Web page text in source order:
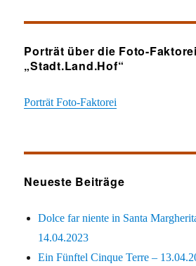
Porträt über die Foto-
„Stadt.Land.Hof“
Porträt Foto-Faktorei
Neueste Beiträge
Dolce far niente in Santa
14.04.2023
Ein Fünftel Cinque Terre –